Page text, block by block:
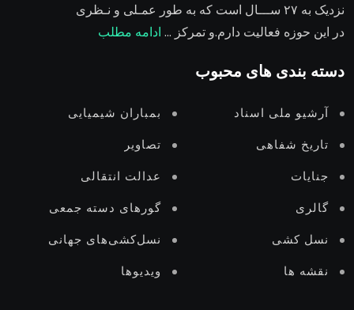
نزدیک به ۲٧ ســـال است که به طور عمـلی و نـظری
در این حوزه فعالیت دارم.و تمرکز … ادامه مطلب
دسته بندی های محبوب
آرشیو ملی اسناد بمباران شیمیایی
تاریخ شفاهی تصاویر
جنایات عدالت انتقالى
گالری گورهای دستە جمعی
نسل‌ کشی نسل‌کشی‌های جهانی
نقشه ها ویدیوها